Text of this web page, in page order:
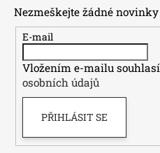
Nezmeškejte žádné
E-mail
Vložením e-mailu
osobních údajů
PŘIHLÁSIT SE